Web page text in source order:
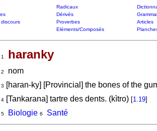
Radicaux
Dérivés
Proverbes Articles
Eléments/Composés
1 haranky
2
nom
3 [haran-ky] [Provincial] the bones of the
4[Tankarana] tartre des dents. (kìtro) [1.19]
5 Biologie 6 Santé